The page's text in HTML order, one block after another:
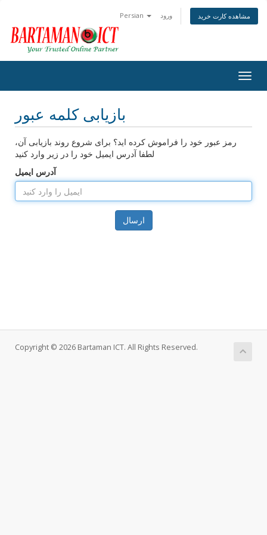
Persian ورود مشاهده کارت خرید
بازیابی کلمه عبور
رمز عبور خود را فراموش کرده اید؟ برای شروع روند بازیابی آن،
لطفا آدرس ایمیل خود را در زیر وارد کنید
آدرس ایمیل
ارسال
Copyright © 2026 Bartaman ICT. All Rights Reserved.